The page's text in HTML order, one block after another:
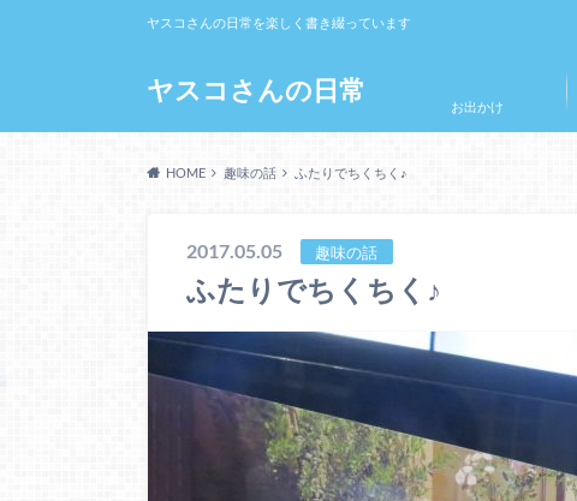
ヤスコさんの日常
ヤスコさんの日常を楽しく書き綴っています
お出かけ
HOME 趣味の話 ふたりでちくちく♪
2017.05.05 趣味の話
ふたりでちくちく♪